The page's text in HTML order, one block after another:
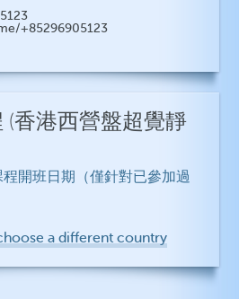
+85296905123
(香港西營盤超覺靜
開班日期（僅針對已參加過
a different country